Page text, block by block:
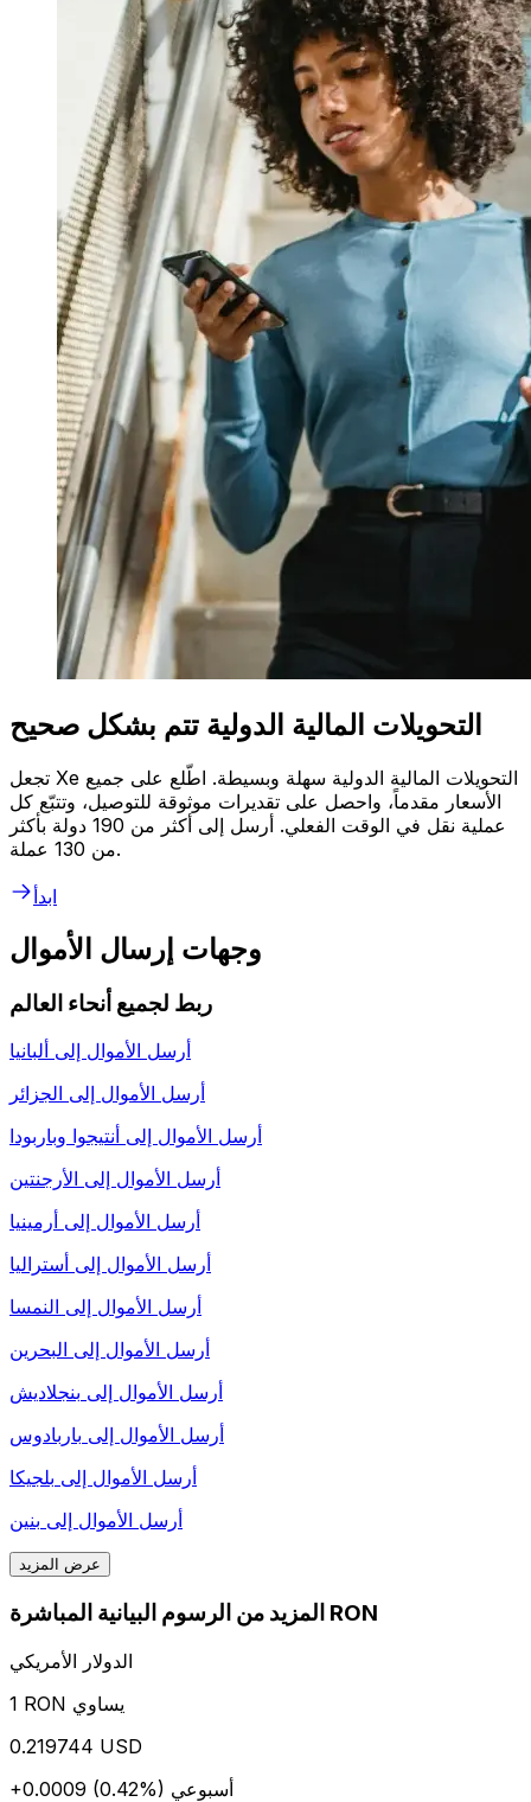
التحويلات المالية الدولية تتم بشكل صحيح
تجعل Xe التحويلات المالية الدولية سهلة وبسيطة. اطّلع على جميع
الأسعار مقدماً، واحصل على تقديرات موثوقة للتوصيل، وتتبّع كل
عملية نقل في الوقت الفعلي. أرسل إلى أكثر من 190 دولة بأكثر
من 130 عملة.
ابدأ
وجهات إرسال الأموال
ربط لجميع أنحاء العالم
أرسل الأموال إلى ألبانيا
أرسل الأموال إلى الجزائر
أرسل الأموال إلى أنتيجوا وباربودا
أرسل الأموال إلى الأرجنتين
أرسل الأموال إلى أرمينيا
أرسل الأموال إلى أستراليا
أرسل الأموال إلى النمسا
أرسل الأموال إلى البحرين
أرسل الأموال إلى بنجلاديش
أرسل الأموال إلى باربادوس
أرسل الأموال إلى بلجيكا
أرسل الأموال إلى بنين
عرض المزيد
المزيد من الرسوم البيانية المباشرة RON
الدولار الأمريكي
1 RON يساوي
0.219744 USD
+0.0009 (0.42%) أسبوعي